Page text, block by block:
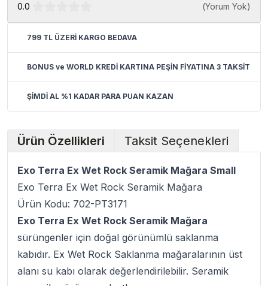
0.0 (Yorum Yok)
799 TL ÜZERİ KARGO BEDAVA
BONUS ve WORLD KREDİ KARTINA PEŞİN FİYATINA 3 TAKSİT
ŞİMDİ AL %1 KADAR PARA PUAN KAZAN
Ürün Özellikleri Taksit Seçenekleri
Exo Terra Ex Wet Rock Seramik Mağara Small
Exo Terra Ex Wet Rock Seramik Mağara
Ürün Kodu: 702-PT3171
Exo Terra Ex Wet Rock Seramik Mağara
sürüngenler için doğal görünümlü saklanma
kabıdır. Ex Wet Rock Saklanma mağaralarının üst
alanı su kabı olarak değerlendirilebilir. Seramik